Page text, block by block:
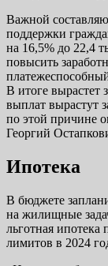
Важной
поддержки
на 16,5% до 22,4
повысить
В итоге вырастет
выплат вырастут
по этой причине
Георгий
Ипотека
В бюджете
на жилищные
льготная ипотека
лимитов в 2024